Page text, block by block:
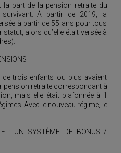
la part de la pension retraite du
À partir de 2019, la
à partir de 55 ans pour tous
alors qu’elle était versée à
trois enfants ou plus avaient
pension retraite correspondant à
mais elle était plafonnée à 1
Avec le nouveau régime, le
: UN SYSTÈME DE BONUS /